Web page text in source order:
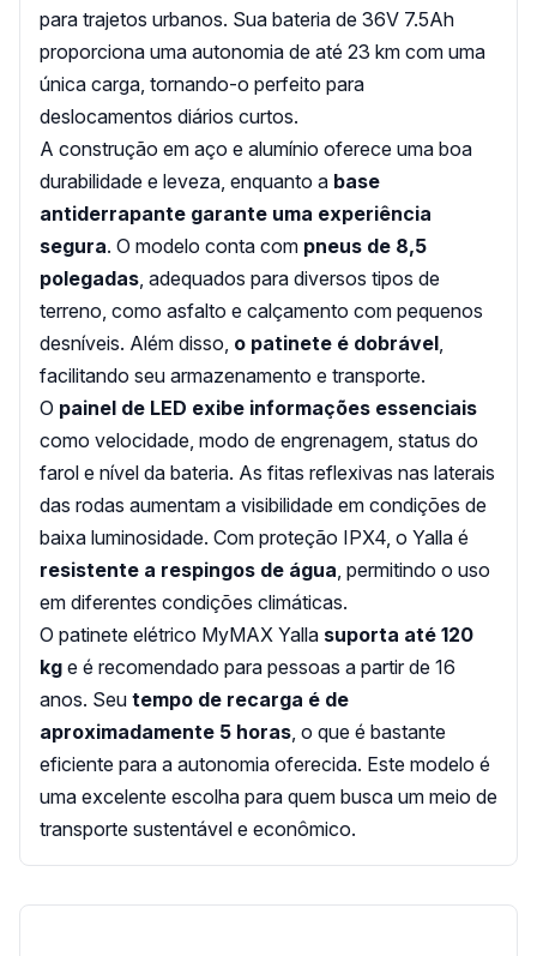
para trajetos urbanos. Sua bateria de 36V 7.5Ah
proporciona uma autonomia de até 23 km com uma
única carga, tornando-o perfeito para
deslocamentos diários curtos.
A construção em aço e alumínio oferece uma boa
durabilidade e leveza, enquanto a base
antiderrapante garante uma experiência
segura. O modelo conta com pneus de 8,5
polegadas , adequados para diversos tipos de
terreno, como asfalto e calçamento com pequenos
desníveis. Além disso, o patinete é dobrável
facilitando seu armazenamento e transporte.
O painel de LED exibe informações essenciais
como velocidade, modo de engrenagem, status do
farol e nível da bateria. As fitas reflexivas nas laterais
das rodas aumentam a visibilidade em condições de
baixa luminosidade. Com proteção IPX4, o Yalla é
resistente a respingos de água , permitindo o uso
em diferentes condições climáticas.
O patinete elétrico MyMAX Yalla suporta até 120
kg e é recomendado para pessoas a partir de 16
anos. Seu tempo de recarga é de
aproximadamente 5 horas , o que é bastante
eficiente para a autonomia oferecida. Este modelo é
uma excelente escolha para quem busca um meio de
transporte sustentável e econômico.